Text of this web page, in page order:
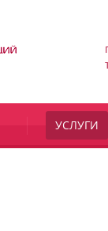
УСЛУГИ